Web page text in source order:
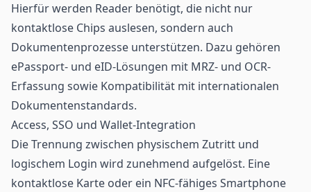
Hierfür werden Reader benötigt, die nicht nur
kontaktlose Chips auslesen, sondern auch
Dokumentenprozesse unterstützen. Dazu gehören
ePassport- und eID-Lösungen mit MRZ- und OCR-
Erfassung sowie Kompatibilität mit internationalen
Dokumentenstandards.
Access, SSO und Wallet-Integration
Die Trennung zwischen physischem Zutritt und
logischem Login wird zunehmend aufgelöst. Eine
kontaktlose Karte oder ein NFC-fähiges Smartphone